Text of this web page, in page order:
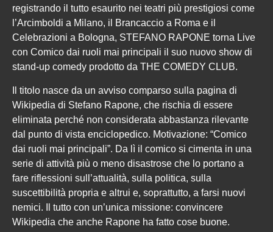
registrando il tutto esaurito nei teatri più prestigiosi come
l’Arcimboldi a Milano, il Brancaccio a Roma e il
Celebrazioni a Bologna, STEFANO RAPONE torna Live
con Comico dai ruoli mai principali il suo nuovo show di
stand-up comedy prodotto da THE COMEDY CLUB.
Il titolo nasce da un avviso comparso sulla pagina di
Wikipedia di Stefano Rapone, che rischia di essere
eliminata perché non considerata abbastanza rilevante
dal punto di vista enciclopedico. Motivazione: “Comico
dai ruoli mai principali”. Da lì il comico si cimenta in una
serie di attività più o meno disastrose che lo portano a
fare riflessioni sull’attualità, sulla politica, sulla
suscettibilità propria e altrui e, soprattutto, a farsi nuovi
nemici. Il tutto con un’unica missione: convincere
Wikipedia che anche Rapone ha fatto cose buone.